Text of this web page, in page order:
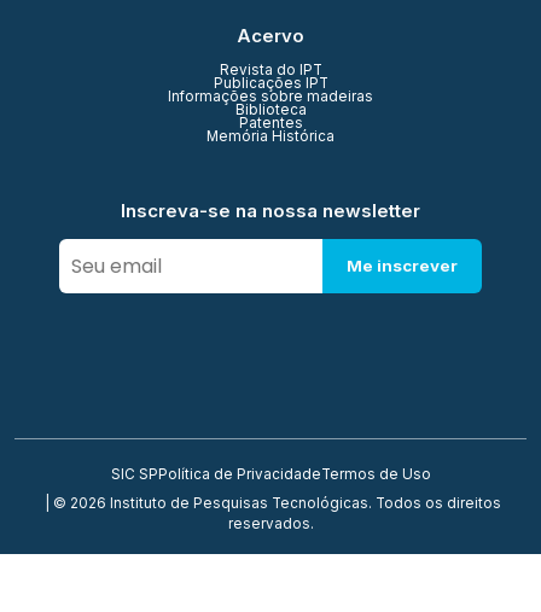
Acervo
Revista do IPT
Publicações IPT
Informações sobre madeiras
Biblioteca
Patentes
Memória Histórica
Inscreva-se na nossa newsletter
Me inscrever
SIC SP Política de PrivacidadeTermos de Uso
| © 2026 Instituto de Pesquisas Tecnológicas. Todos os direitos
reservados.